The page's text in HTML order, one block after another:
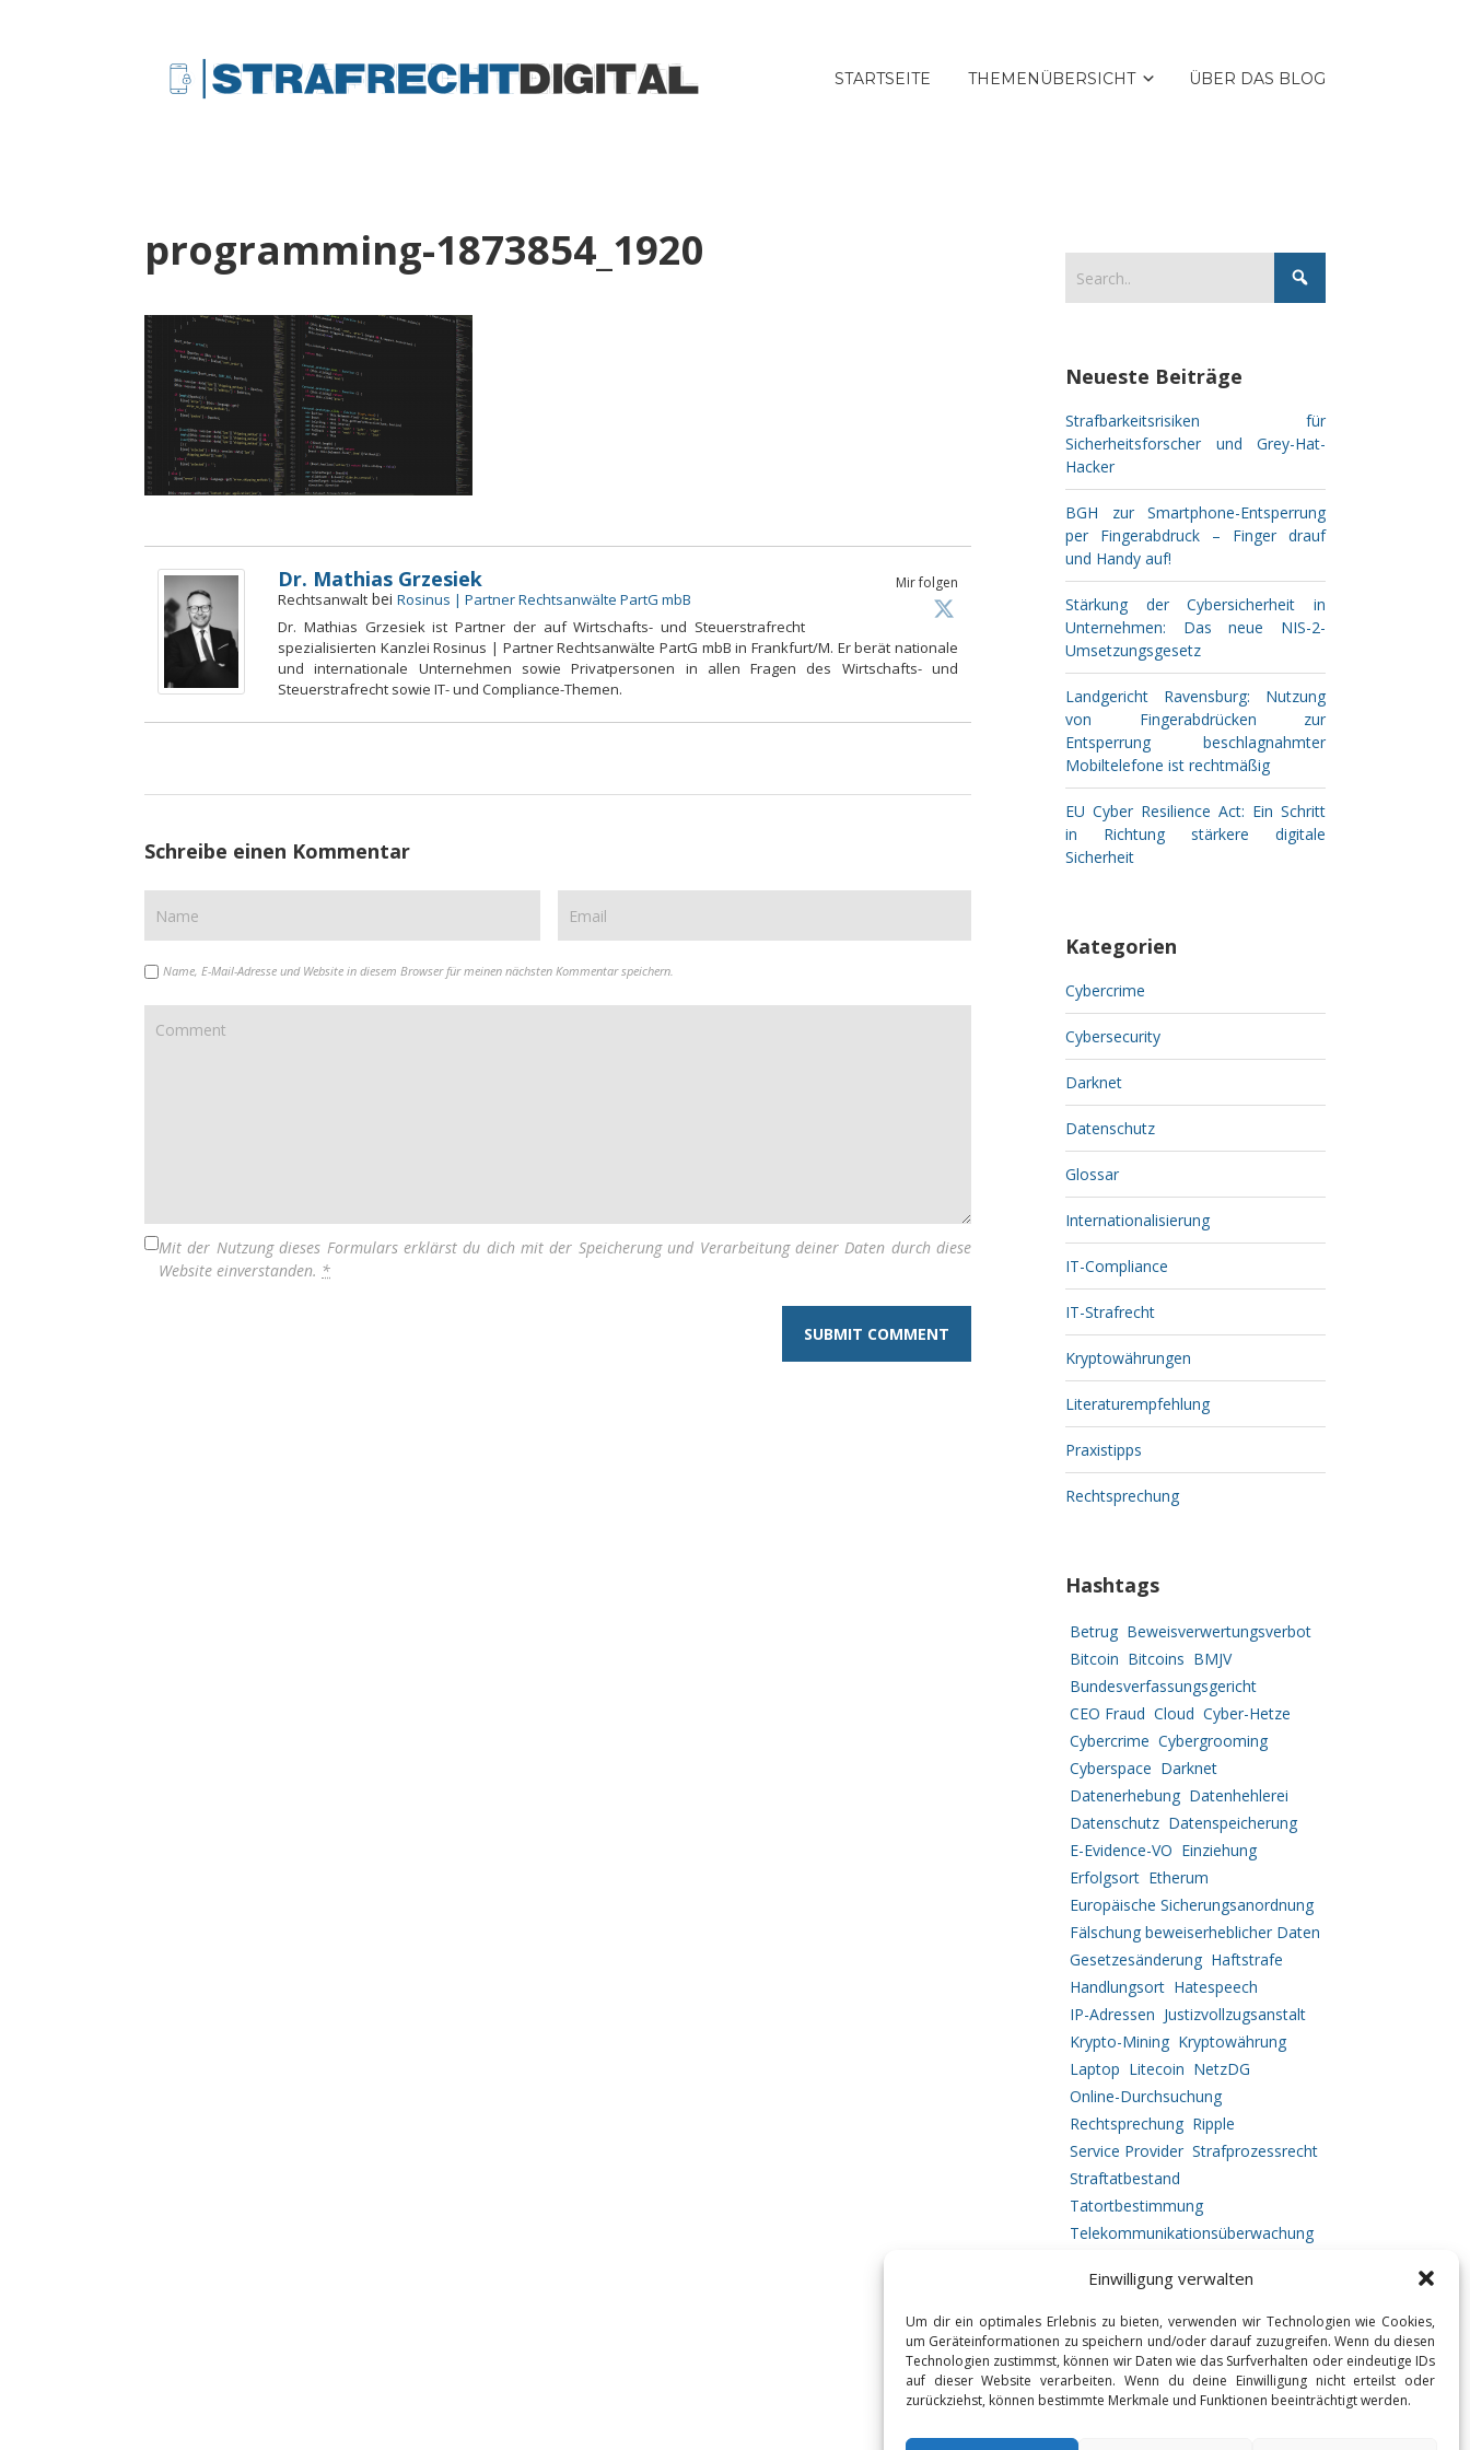
Einwilligung verwalten
Um dir ein optimales Erlebnis zu bieten, verwenden wir Technologien wie Cookies,
um Geräteinformationen zu speichern und/oder darauf zuzugreifen. Wenn du diesen
Technologien zustimmst, können wir Daten wie das Surfverhalten oder eindeutige IDs
auf dieser Website verarbeiten. Wenn du deine Einwilligung nicht erteilst oder
zurückziehst, können bestimmte Merkmale und Funktionen beeinträchtigt werden.
STARTSEITE THEMENÜBERSICHT ÜBER DAS BLOG
programming-1873854_1920
Mir folgen
Dr. Mathias Grzesiek
Rechtsanwalt bei Rosinus | Partner Rechtsanwälte PartG mbB
Dr. Mathias Grzesiek ist Partner der auf Wirtschafts- und Steuerstrafrecht
spezialisierten Kanzlei Rosinus | Partner Rechtsanwälte PartG mbB in Frankfurt/M. Er berät nationale
und internationale Unternehmen sowie Privatpersonen in allen Fragen des Wirtschafts- und
Steuerstrafrecht sowie IT- und Compliance-Themen.
Schreibe einen Kommentar
Name, E-Mail-Adresse und Website in diesem Browser für meinen nächsten Kommentar speichern.
Mit der Nutzung dieses Formulars erklärst du dich mit der Speicherung und Verarbeitung deiner Daten durch diese
Website einverstanden. *
Neueste Beiträge
Strafbarkeitsrisiken für
Sicherheitsforscher und Grey-Hat-
Hacker
BGH zur Smartphone-Entsperrung
per Fingerabdruck – Finger drauf
und Handy auf!
Stärkung der Cybersicherheit in
Unternehmen: Das neue NIS-2-
Umsetzungsgesetz
Landgericht Ravensburg: Nutzung
von Fingerabdrücken zur
Entsperrung beschlagnahmter
Mobiltelefone ist rechtmäßig
EU Cyber Resilience Act: Ein Schritt
in Richtung stärkere digitale
Sicherheit
Kategorien
Cybercrime
Cybersecurity
Darknet
Datenschutz
Glossar
Internationalisierung
IT-Compliance
IT-Strafrecht
Kryptowährungen
Literaturempfehlung
Praxistipps
Rechtsprechung
Hashtags
Betrug Beweisverwertungsverbot
Bitcoin Bitcoins BMJV
Bundesverfassungsgericht
CEO Fraud Cloud Cyber-Hetze
Cybercrime Cybergrooming
Cyberspace Darknet
Datenerhebung Datenhehlerei
Datenschutz Datenspeicherung
E-Evidence-VO Einziehung
Erfolgsort Etherum
Europäische Sicherungsanordnung
Fälschung beweiserheblicher Daten
Gesetzesänderung Haftstrafe
Handlungsort Hatespeech
IP-Adressen Justizvollzugsanstalt
Krypto-Mining Kryptowährung
Laptop Litecoin NetzDG
Online-Durchsuchung
Rechtsprechung Ripple
Service Provider Strafprozessrecht
Straftatbestand
Tatortbestimmung
Telekommunikationsüberwachung
Vermögensabschöpfung
Vorgehensweise